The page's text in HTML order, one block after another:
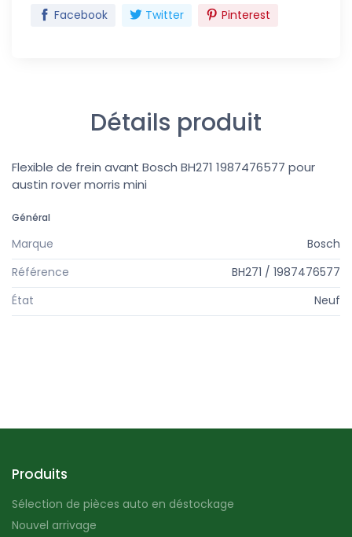
Facebook Twitter Pinterest
Détails produit
Flexible de frein avant Bosch BH271 1987476577 pour
austin rover morris mini
Général
Marque
Bosch
Référence
BH271 / 1987476577
État
Neuf
Produits
Sélection de pièces auto en déstockage
Nouvel arrivage